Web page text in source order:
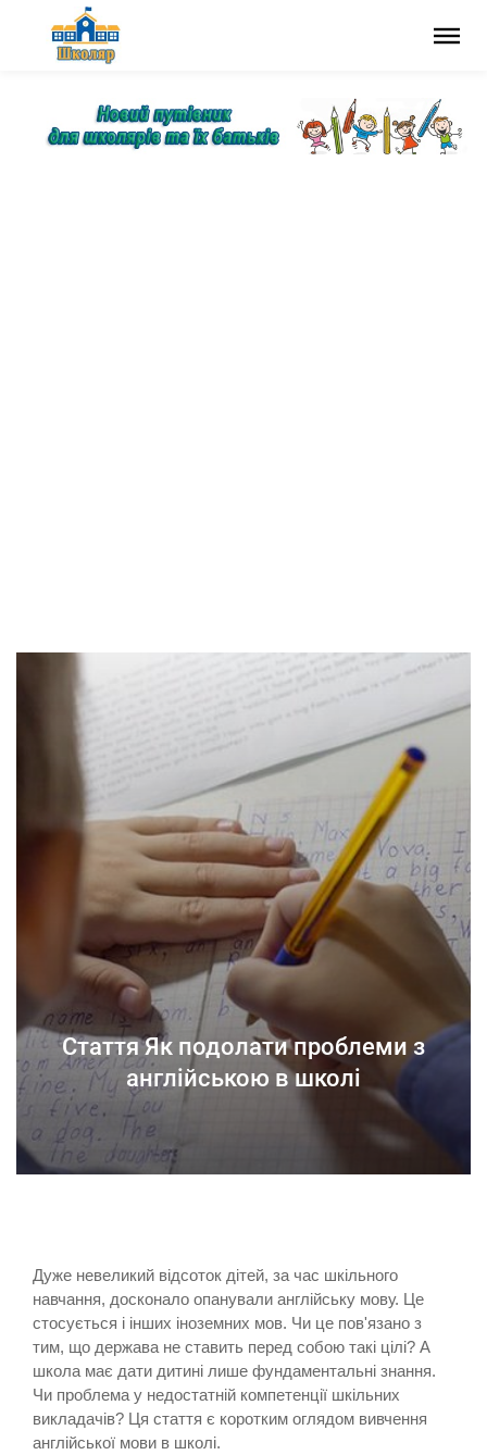
Стаття Як подолати проблеми з
англійською в школі
Дуже невеликий відсоток дітей, за час шкільного
навчання, досконало опанували англійську мову. Це
стосується і інших іноземних мов. Чи це пов'язано з
тим, що держава не ставить перед собою такі цілі? А
школа має дати дитині лише фундаментальні знання.
Чи проблема у недостатній компетенції шкільних
викладачів? Ця стаття є коротким оглядом вивчення
англійської мови в школі.